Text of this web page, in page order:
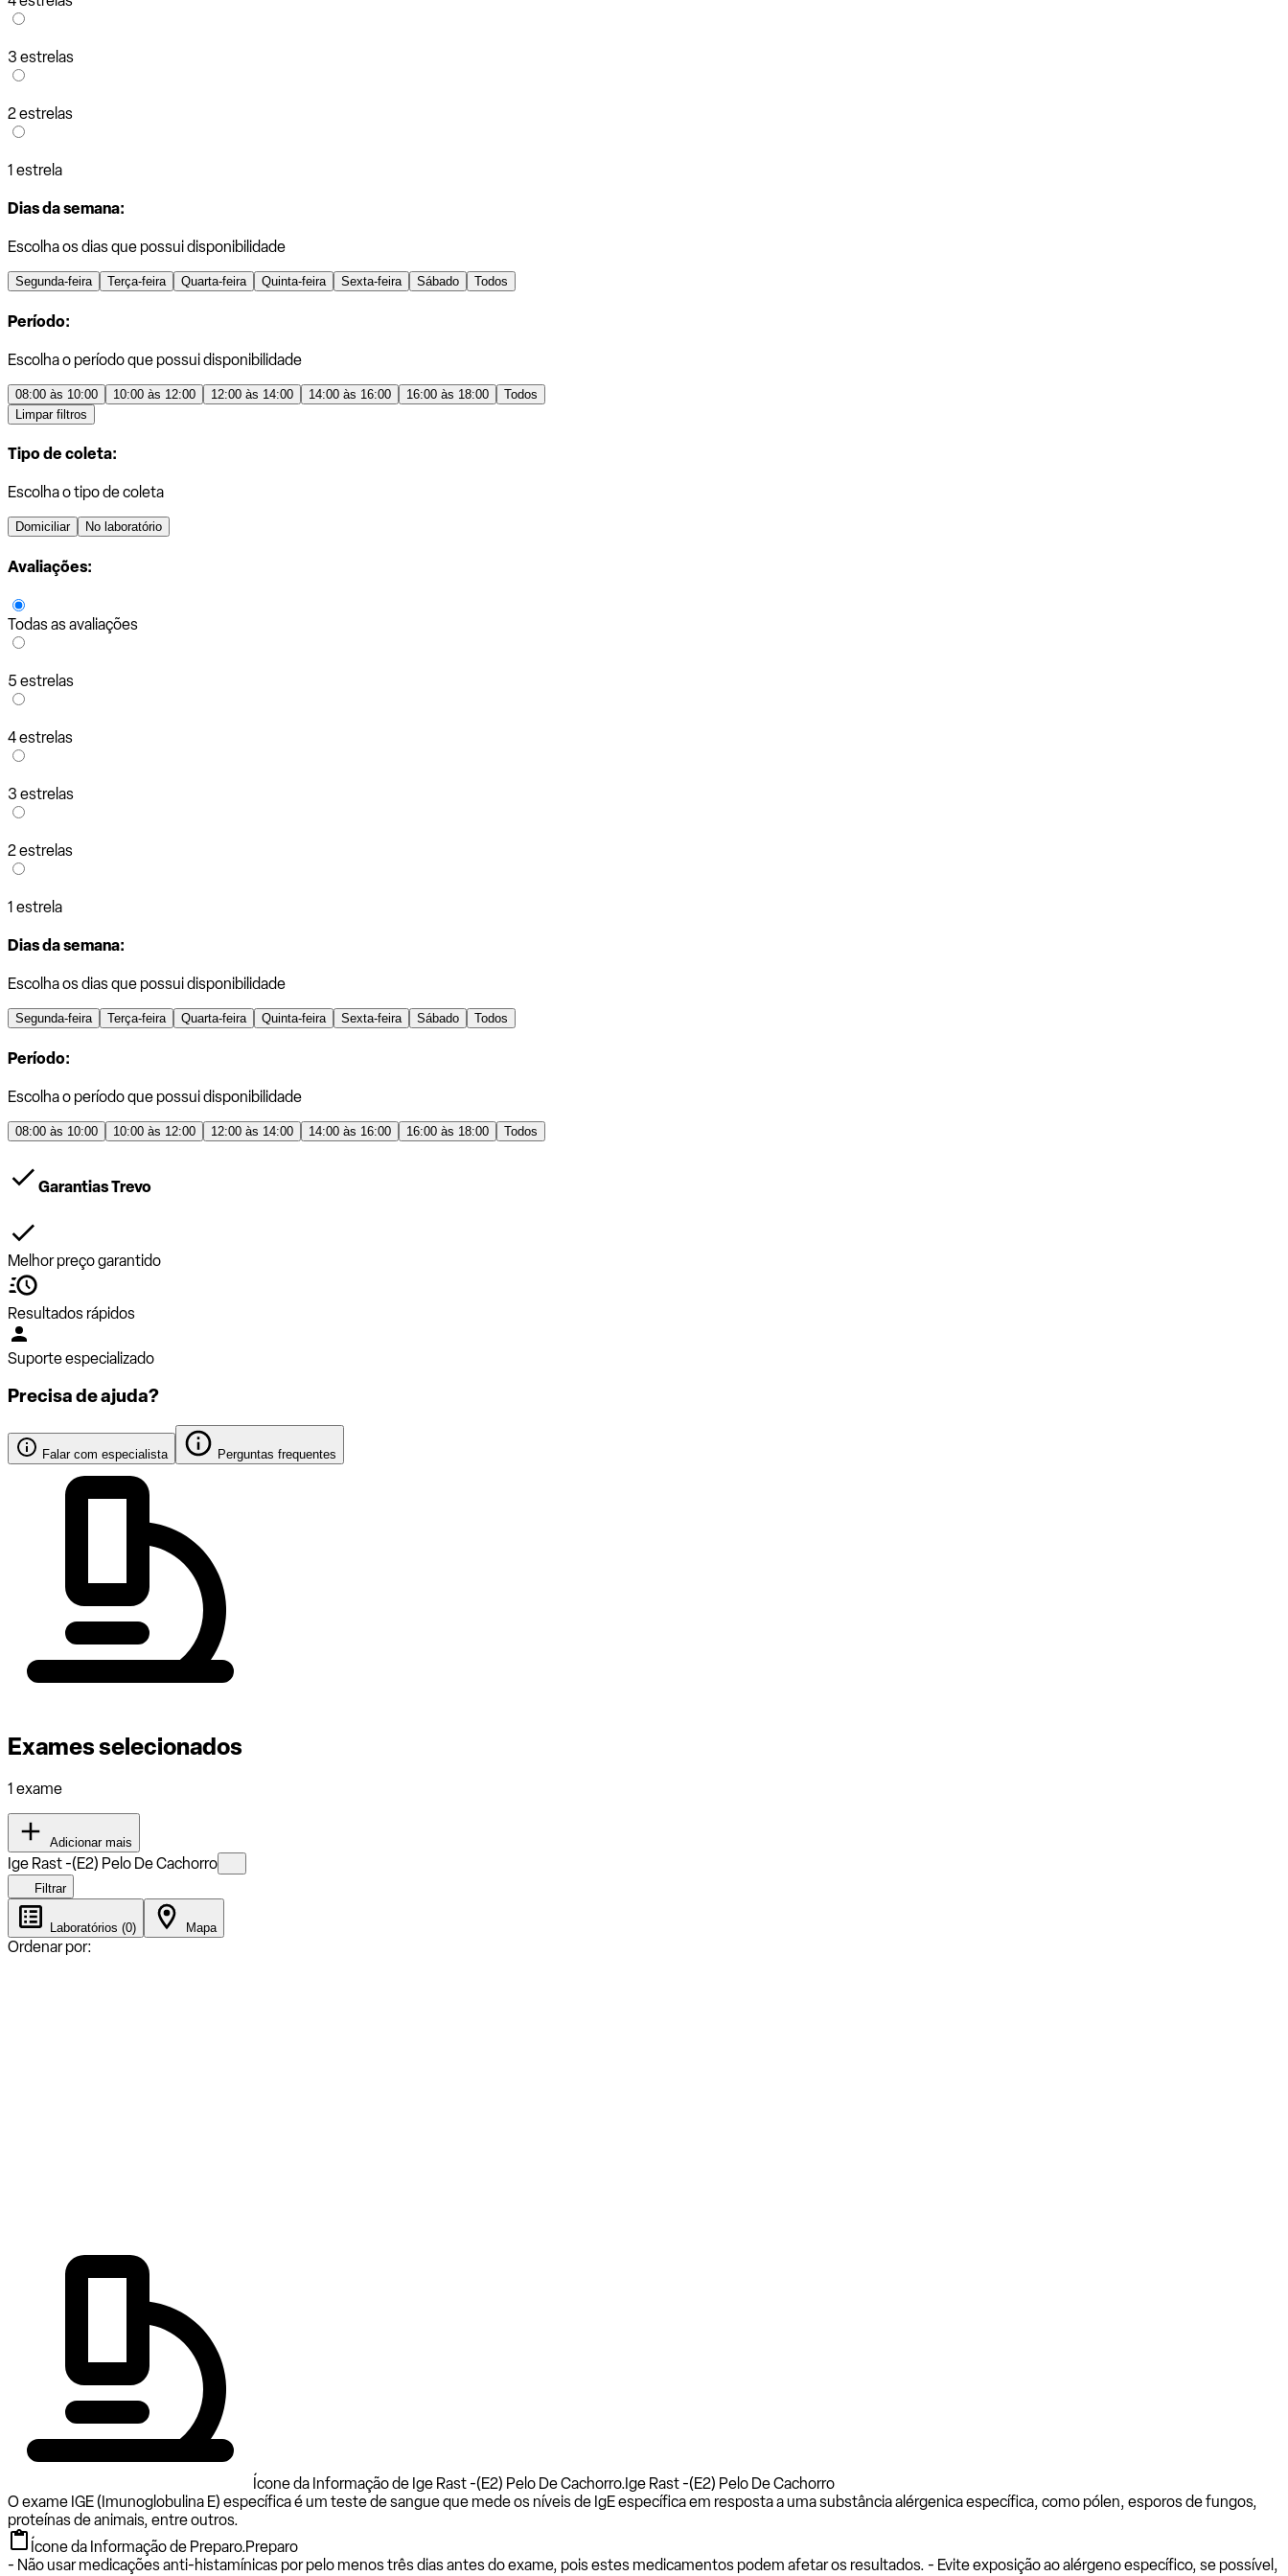
3 estrelas
2 estrelas
1 estrela
Dias da semana:
Escolha os dias que possui disponibilidade
Segunda-feira Terça-feira Quarta-feira Quinta-feira Sexta-feira Sábado Todos
Período:
Escolha o período que possui disponibilidade
08:00 às 10:00 10:00 às 12:00 12:00 às 14:00 14:00 às 16:00 16:00 às 18:00
Todos
Limpar filtros
Tipo de coleta:
Escolha o tipo de coleta
Domiciliar No laboratório
Avaliações:
Todas as avaliações
5 estrelas
4 estrelas
3 estrelas
2 estrelas
1 estrela
Dias da semana:
Escolha os dias que possui disponibilidade
Segunda-feira Terça-feira Quarta-feira Quinta-feira Sexta-feira Sábado Todos
Período:
Escolha o período que possui disponibilidade
08:00 às 10:00 10:00 às 12:00 12:00 às 14:00 14:00 às 16:00 16:00 às 18:00 Todos
Garantias Trevo
Melhor preço garantido
Resultados rápidos
Suporte especializado
Precisa de ajuda?
Falar com especialista Perguntas frequentes
Exames selecionados
1 exame
Adicionar mais
Ige Rast -(E2) Pelo De Cachorro
Filtrar
Laboratórios (0) Mapa
Ordenar por:
Ícone da Informação de Ige Rast -(E2) Pelo De Cachorro.Ige Rast -(E2) Pelo De Cachorro
O exame IGE (Imunoglobulina E) específica é um teste de sangue que mede os níveis de IgE específica em resposta a uma substância alérgenica específica, como pólen, esporos de fungos,
proteínas de animais, entre outros.
Ícone da Informação de Preparo.Preparo
- Não usar medicações anti-histamínicas por pelo menos três dias antes do exame, pois estes medicamentos podem afetar os resultados. - Evite exposição ao alérgeno específico, se possível,